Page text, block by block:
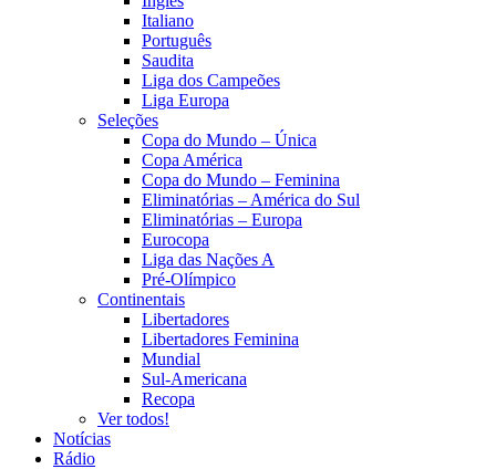
Italiano
Português
Saudita
Liga dos Campeões
Liga Europa
Seleções
Copa do Mundo – Única
Copa América
Copa do Mundo – Feminina
Eliminatórias – América do Sul
Eliminatórias – Europa
Eurocopa
Liga das Nações A
Pré-Olímpico
Continentais
Libertadores
Libertadores Feminina
Mundial
Sul-Americana
Recopa
Ver todos!
Notícias
Rádio